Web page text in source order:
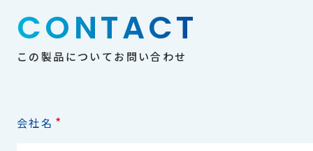
CONTACT
この製品についてお問い合わせ
会社名 *